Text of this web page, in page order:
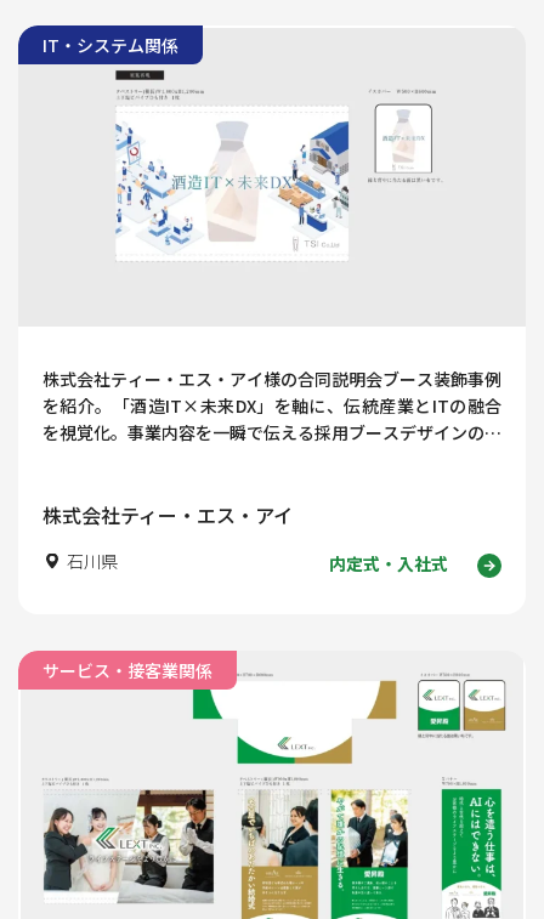
IT・システム関係
株式会社ティー・エス・アイ様の合同説明会ブース装飾事例
を紹介。「酒造IT×未来DX」を軸に、伝統産業とITの融合
を視覚化。事業内容を一瞬で伝える採用ブースデザインのポ
株式会社ティー・エス・アイ
石川県 内定式・入社式
サービス・接客業関係